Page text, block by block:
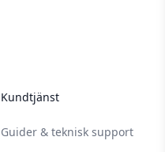
Kundtjänst
Guider & teknisk support